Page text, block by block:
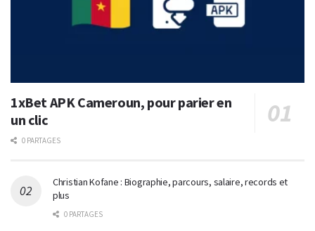
1xBet APK Cameroun, pour parier en
un clic
0 PARTAGES
Christian Kofane : Biographie, parcours, salaire, records et
plus
0 PARTAGES